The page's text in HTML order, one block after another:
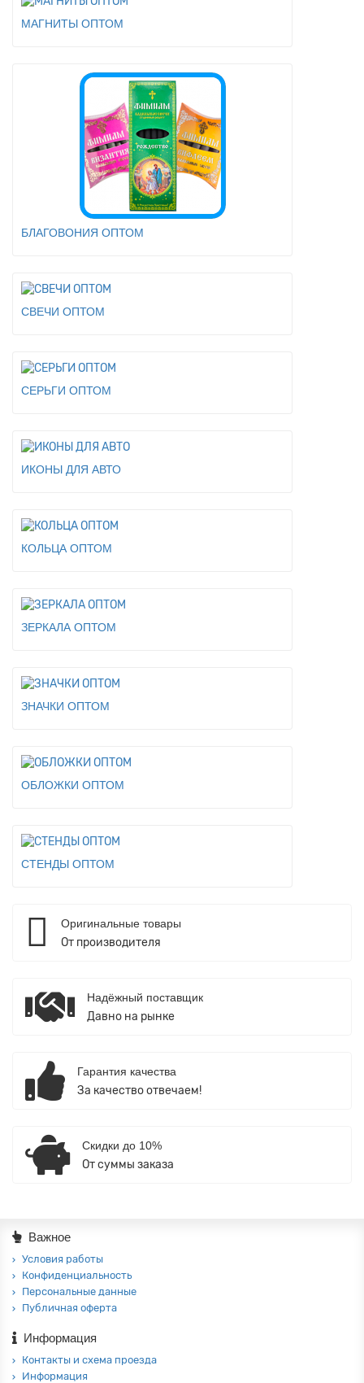
МАГНИТЫ ОПТОМ
БЛАГОВОНИЯ ОПТОМ
СВЕЧИ ОПТОМ
СЕРЬГИ ОПТОМ
ИКОНЫ ДЛЯ АВТО
КОЛЬЦА ОПТОМ
ЗЕРКАЛА ОПТОМ
ЗНАЧКИ ОПТОМ
ОБЛОЖКИ ОПТОМ
СТЕНДЫ ОПТОМ
Оригинальные товары
От производителя
Надёжный поставщик
Давно на рынке
Гарантия качества
За качество отвечаем!
Скидки до 10%
От суммы заказа
Важное
Условия работы
Конфиденциальность
Персональные данные
Публичная оферта
Информация
Контакты и схема проезда
Информация